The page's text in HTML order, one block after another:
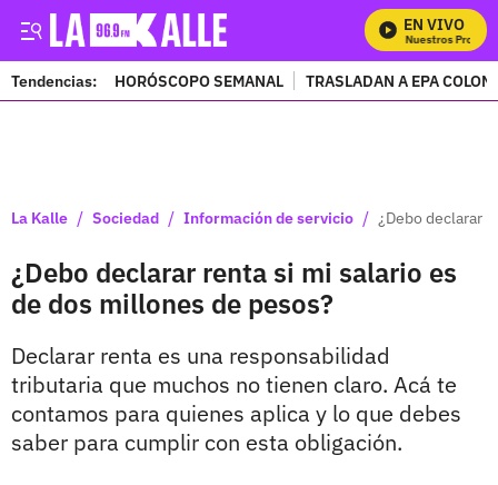
EN VIVO
Mira Todos Nuestros
Tendencias: HORÓSCOPO SEMANAL TRASLADAN A EPA
La Kalle / Sociedad / Información de servicio / ¿Debo declarar
¿Debo declarar renta si mi salario es
de dos millones de pesos?
Declarar renta es una responsabilidad
tributaria que muchos no tienen claro. Acá te
contamos para quienes aplica y lo que debes
saber para cumplir con esta obligación.